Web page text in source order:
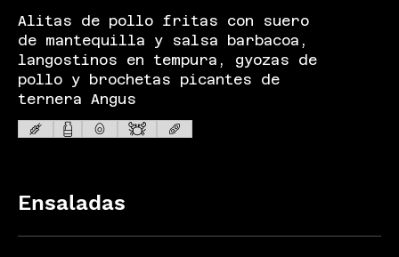
Alitas de pollo fritas con suero
de mantequilla y salsa barbacoa,
langostinos en tempura, gyozas de
pollo y brochetas picantes de
ternera Angus
Ensaladas